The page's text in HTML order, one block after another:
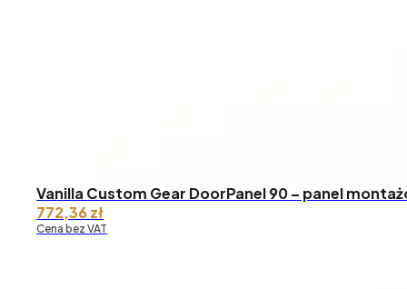
Vanilla Custom Gear DoorPanel 90 – panel
772,36zł
Cena bez VAT